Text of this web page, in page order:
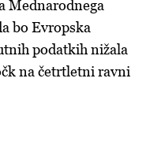
Mednarodnega
bo Evropska
podatkih nižala
na četrtletni ravni